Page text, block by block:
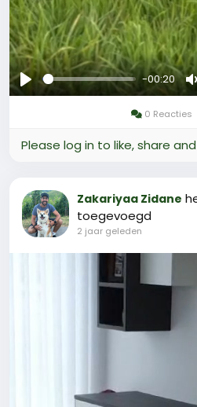
Afspelen
-00:20
0 Reacties
Please log in to like, share
Zakariyaa Zidane
toegevoegd
2 jaar geleden